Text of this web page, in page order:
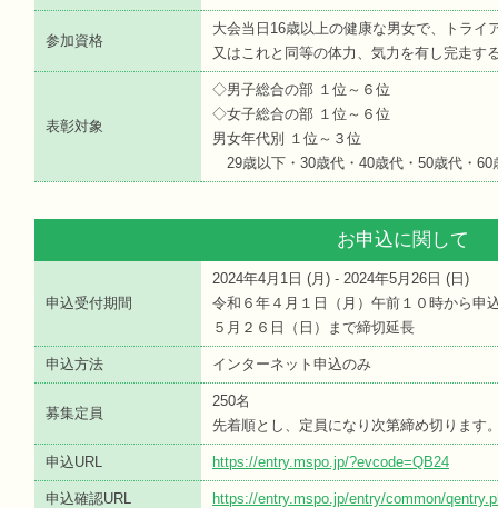
参加資格
大会当日16歳以上の健康な男女で、トライ
又はこれと同等の体力、気力を有し完走す
表彰対象
◇男子総合の部 １位～６位
◇女子総合の部 １位～６位
男女年代別 １位～３位
29歳以下・30歳代・40歳代・50歳代・60
お申込に関して
申込受付期間
2024年4月1日 (月 ) - 2024年5月26日 ( 日 )
令和６年４月１日（月）午前１０時から申
５月２６日（日）まで締切延長
申込方法 インターネット申込のみ
募集定員
250名
先着順とし、定員になり次第締め切ります
申込URL https://entry.mspo.jp/?evcode=QB24
申込確認URL https://entry.mspo.jp/entry/common/